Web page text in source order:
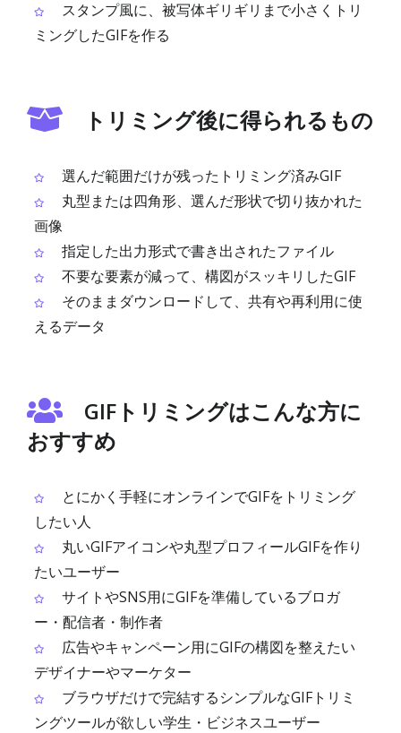
スタンプ風に、被写体ギリギリまで小さくトリ
ミングしたGIFを作る
トリミング後に得られるもの
選んだ範囲だけが残ったトリミング済みGIF
丸型または四角形、選んだ形状で切り抜かれた
画像
指定した出力形式で書き出されたファイル
不要な要素が減って、構図がスッキリしたGIF
そのままダウンロードして、共有や再利用に使
えるデータ
GIFトリミングはこんな方に
おすすめ
とにかく手軽にオンラインでGIFをトリミング
したい人
丸いGIFアイコンや丸型プロフィールGIFを作り
たいユーザー
サイトやSNS用にGIFを準備しているブロガ
ー・配信者・制作者
広告やキャンペーン用にGIFの構図を整えたい
デザイナーやマーケター
ブラウザだけで完結するシンプルなGIFトリミ
ングツールが欲しい学生・ビジネスユーザー